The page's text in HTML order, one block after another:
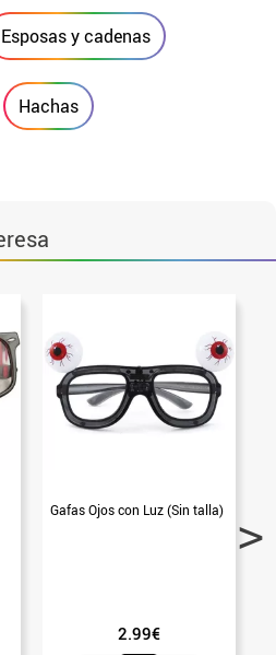
Esposas y cadenas
Hachas
Gafas Ojos con Luz (Sin talla)
2.99€